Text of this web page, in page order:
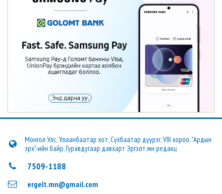
Монгол Улс, Улаанбаатар хот, Сүхбаатар дүүрэг, VIII хороо, "Ардын
эрх"-ийн байр, Гуравдугаар давхарт Эргэлт.мн редакц
7509-1188
ergelt.mn@gmail.com